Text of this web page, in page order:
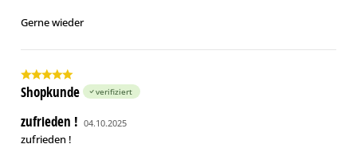
Gerne wieder
Shopkunde verifiziert
zufrieden ! 04.10.2025
zufrieden !